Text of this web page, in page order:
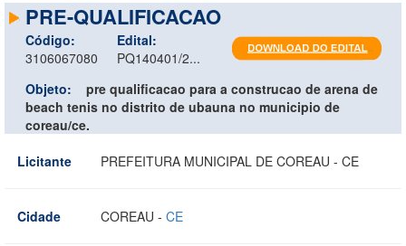
PRE-QUALIFICACAO
Código:
3106067080
Edital:
PQ140401/2...
Objeto:
pre qualificacao para a construcao de arena de
beach tenis no distrito de ubauna no municipio de
coreau/ce.
Licitante
PREFEITURA MUNICIPAL DE COREAU - CE
Cidade COREAU - CE